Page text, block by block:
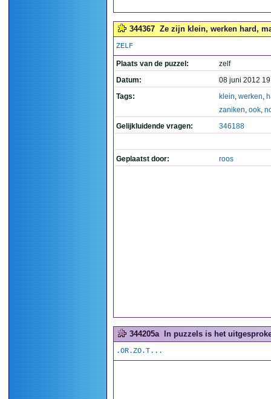
344367 Ze zijn klein, werken hard,
ZELF
Plaats van de puzzel:
zelf
Datum:
08 juni 2012
Tags:
klein, werken,
zaniken, ook,
Gelijkluidende vragen:
346188
Geplaatst door: roos
344205a In puzzels is het
.OR.ZO.T...